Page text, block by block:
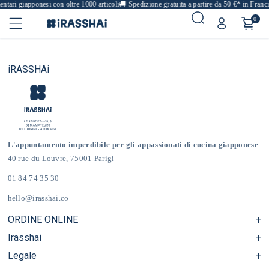
giapponesi con oltre 1000 articoli🚚 Spedizione gratuita a partire da 50 €* in
0
iRASSHAi
L'appuntamento imperdibile per gli appassionati di cucina giapponese
40 rue du Louvre, 75001 Parigi
01 84 74 35 30
hello@irasshai.co
ORDINE ONLINE
Centro assistenza e Domande frequenti
Consegna e spese di spedizione in Francia e in Europa
Irasshai
Orari di apertura al numero 40 di rue du Louvre, Parigi
Legale